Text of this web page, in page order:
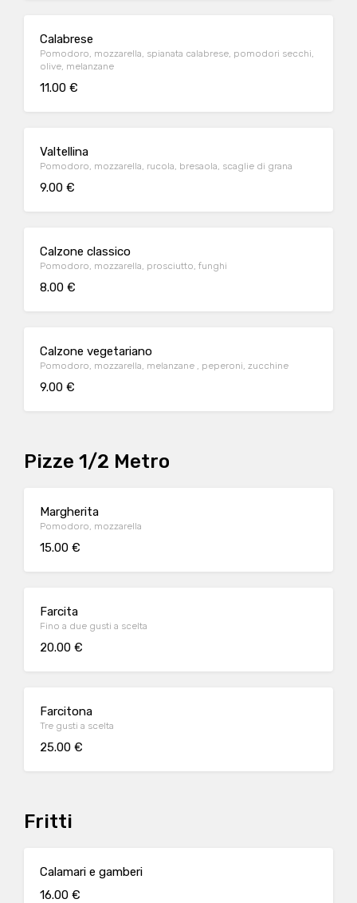
Calabrese
Pomodoro, mozzarella, spianata calabrese, pomodori secchi,
olive, melanzane
11.00 €
Valtellina
Pomodoro, mozzarella, rucola, bresaola, scaglie di grana
9.00 €
Calzone classico
Pomodoro, mozzarella, prosciutto, funghi
8.00 €
Calzone vegetariano
Pomodoro, mozzarella, melanzane , peperoni, zucchine
9.00 €
Pizze 1/2 Metro
Margherita
Pomodoro, mozzarella
15.00 €
Farcita
Fino a due gusti a scelta
20.00 €
Farcitona
Tre gusti a scelta
25.00 €
Fritti
Calamari e gamberi
16.00 €